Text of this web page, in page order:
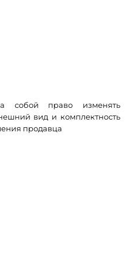
собой право изменять
вид и комплектность
продавца